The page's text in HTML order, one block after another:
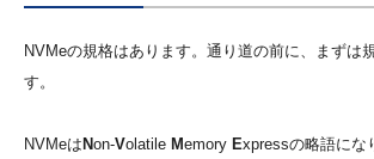
NVMeの規格はあります。通り道の前に、まずは
す。
NVMeは Non-Volatile Memory Expressの略語にな